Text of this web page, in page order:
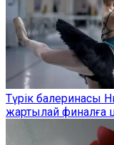
Түрік балеринасы
жартылай финалға